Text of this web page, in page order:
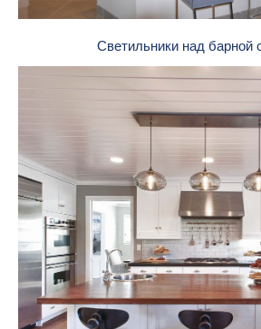
Светильники над барной